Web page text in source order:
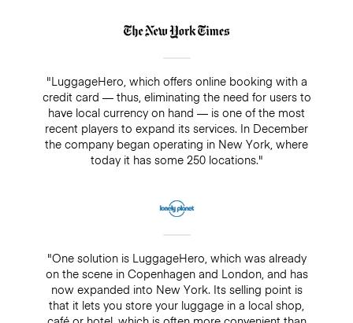
"LuggageHero, which offers online booking with a
credit card — thus, eliminating the need for users to
have local currency on hand — is one of the most
recent players to expand its services. In December
the company began operating in New York, where
today it has some 250 locations."
"One solution is LuggageHero, which was already
on the scene in Copenhagen and London, and has
now expanded into New York. Its selling point is
that it lets you store your luggage in a local shop,